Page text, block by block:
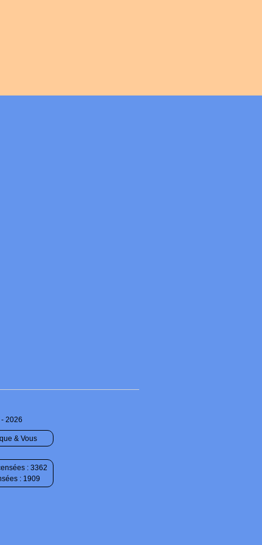
2026
& Vous
: 3362
: 1909